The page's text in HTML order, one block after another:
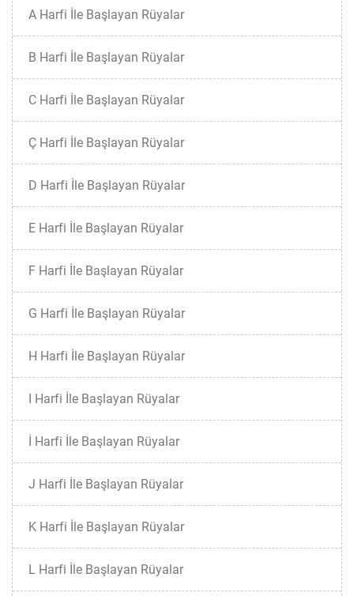
A Harfi İle Başlayan Rüyalar
B Harfi İle Başlayan Rüyalar
C Harfi İle Başlayan Rüyalar
Ç Harfi İle Başlayan Rüyalar
D Harfi İle Başlayan Rüyalar
E Harfi İle Başlayan Rüyalar
F Harfi İle Başlayan Rüyalar
G Harfi İle Başlayan Rüyalar
H Harfi İle Başlayan Rüyalar
I Harfi İle Başlayan Rüyalar
İ Harfi İle Başlayan Rüyalar
J Harfi İle Başlayan Rüyalar
K Harfi İle Başlayan Rüyalar
L Harfi İle Başlayan Rüyalar